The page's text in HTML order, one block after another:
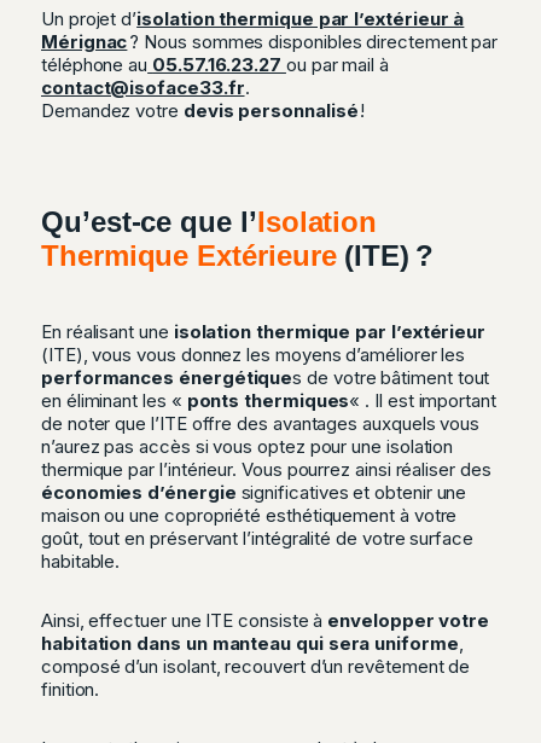
Un projet d’isolation thermique par l’extérieur à
Mérignac? Nous sommes disponibles directement par
téléphone au 05.57.16.23.27 ou par mail à
contact@isoface33.fr.
Demandez votre devis personnalisé!
Qu’est-ce que l’Isolation
Thermique Extérieure(ITE) ?
En réalisant une isolation thermique par l’extérieur
(ITE), vous vous donnez les moyens d’améliorer les
performances énergétiques de votre bâtiment tout
en éliminant les « ponts thermiques« . Il est important
de noter que l’ITE offre des avantages auxquels vous
n’aurez pas accès si vous optez pour une isolation
thermique par l’intérieur. Vous pourrez ainsi réaliser des
économies d’énergie significatives et obtenir une
maison ou une copropriété esthétiquement à votre
goût, tout en préservant l’intégralité de votre surface
habitable.
Ainsi, effectuer une ITE consiste à envelopper votre
habitation dans un manteau qui sera uniforme
composé d’un isolant, recouvert d’un revêtement de
finition.